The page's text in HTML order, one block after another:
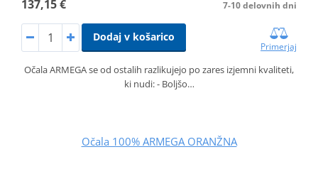
137,15 € 7-10 delovnih dni
Dodaj v košarico
Primerjaj
Očala ARMEGA se od ostalih razlikujejo po zares izjemni kvaliteti,
ki nudi: - Boljšo…
Očala 100% ARMEGA ORANŽNA